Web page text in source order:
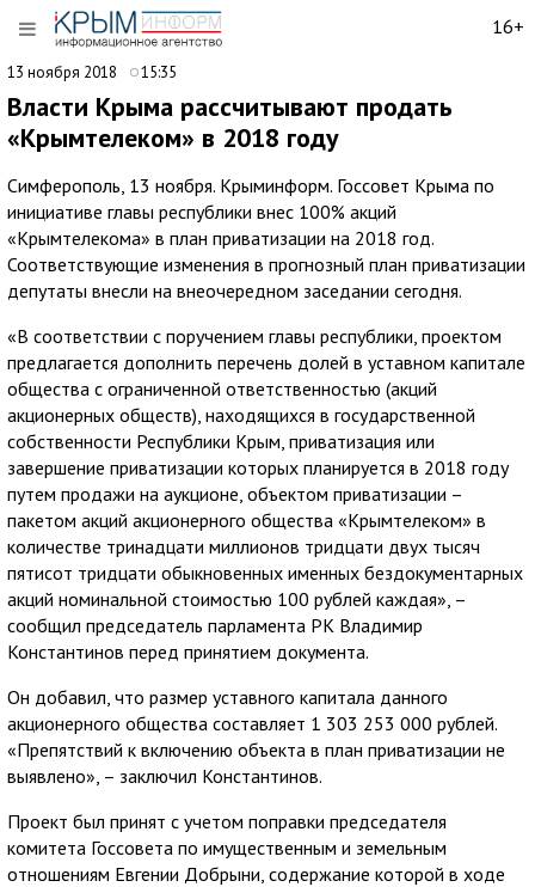
16+
13 ноября 2018 15:35
Власти Крыма рассчитывают продать
«Крымтелеком» в 2018 году
Симферополь, 13 ноября. Крыминформ. Госсовет Крыма по
инициативе главы республики внес 100% акций
«Крымтелекома» в план приватизации на 2018 год.
Соответствующие изменения в прогнозный план приватизации
депутаты внесли на внеочередном заседании сегодня.
«В соответствии с поручением главы республики, проектом
предлагается дополнить перечень долей в уставном капитале
общества с ограниченной ответственностью (акций
акционерных обществ), находящихся в государственной
собственности Республики Крым, приватизация или
завершение приватизации которых планируется в 2018 году
путем продажи на аукционе, объектом приватизации –
пакетом акций акционерного общества «Крымтелеком» в
количестве тринадцати миллионов тридцати двух тысяч
пятисот тридцати обыкновенных именных бездокументарных
акций номинальной стоимостью 100 рублей каждая», –
сообщил председатель парламента РК Владимир
Константинов перед принятием документа.
Он добавил, что размер уставного капитала данного
акционерного общества составляет 1 303 253 000 рублей.
«Препятствий к включению объекта в план приватизации не
выявлено», – заключил Константинов.
Проект был принят с учетом поправки председателя
комитета Госсовета по имущественным и земельным
отношениям Евгении Добрыни, содержание которой в ходе